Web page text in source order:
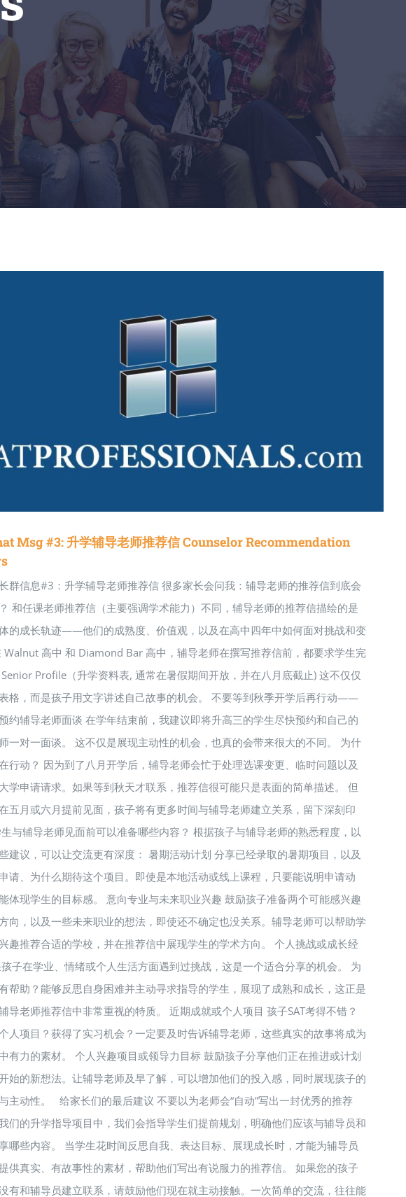
Msg #3: 升学辅导老师推荐信 Counselor Recommendation
群信息#3：升学辅导老师推荐信 很多家长会问我：辅导老师的推荐信到底会
和任课老师推荐信（主要强调学术能力）不同，辅导老师的推荐信描绘的是
的成长轨迹——他们的成熟度、价值观，以及在高中四年中如何面对挑战和变
Walnut 高中 和 Diamond Bar 高中，辅导老师在撰写推荐信前，都要求学生完
Profile（升学资料表, 通常在暑假期间开放，并在八月底截止) 这不仅仅
格，而是孩子用文字讲述自己故事的机会。 不要等到秋季开学后再行动——
约辅导老师面谈 在学年结束前，我建议即将升高三的学生尽快预约和自己的
一对一面谈。 这不仅是展现主动性的机会，也真的会带来很大的不同。 为什
行动？ 因为到了八月开学后，辅导老师会忙于处理选课变更、临时问题以及
学申请请求。如果等到秋天才联系，推荐信很可能只是表面的简单描述。 但
五月或六月提前见面，孩子将有更多时间与辅导老师建立关系，留下深刻印
与辅导老师见面前可以准备哪些内容？ 根据孩子与辅导老师的熟悉程度，以
建议，可以让交流更有深度： 暑期活动计划 分享已经录取的暑期项目，以及
请、为什么期待这个项目。即使是本地活动或线上课程，只要能说明申请动
体现学生的目标感。 意向专业与未来职业兴趣 鼓励孩子准备两个可能感兴趣
向，以及一些未来职业的想法，即使还不确定也没关系。辅导老师可以帮助学
趣推荐合适的学校，并在推荐信中展现学生的学术方向。 个人挑战或成长经
子在学业、情绪或个人生活方面遇到过挑战，这是一个适合分享的机会。 为
帮助？能够反思自身困难并主动寻求指导的学生，展现了成熟和成长，这正是
导老师推荐信中非常重视的特质。 近期成就或个人项目 孩子SAT考得不错？
人项目？获得了实习机会？一定要及时告诉辅导老师，这些真实的故事将成为
有力的素材。 个人兴趣项目或领导力目标 鼓励孩子分享他们正在推进或计划
始的新想法。让辅导老师及早了解，可以增加他们的投入感，同时展现孩子的
主动性。 给家长们的最后建议 不要以为老师会“自动”写出一封优秀的推荐
们的升学指导项目中，我们会指导学生们提前规划，明确他们应该与辅导员和
哪些内容。 当学生花时间反思自我、表达目标、展现成长时，才能为辅导员
供真实、有故事性的素材，帮助他们写出有说服力的推荐信。 如果您的孩子
有和辅导员建立联系，请鼓励他们现在就主动接触。一次简单的交流，往往能